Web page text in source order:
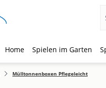
Home Spielen im Garten
Mülltonnenboxen Pflegeleicht